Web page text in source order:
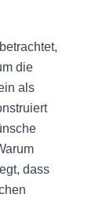
die
als
dass